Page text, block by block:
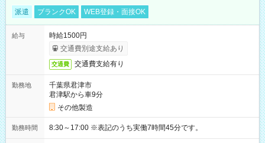
派遣 ブランクOK WEB登録・面接OK
給与
時給1500円
交通費別途支給あり
交通費 交通費支給有り
勤務地
千葉県君津市
君津駅から車9分
その他製造
勤務時間 8:30～17:00 ※表記のうち実働7時間45分です。